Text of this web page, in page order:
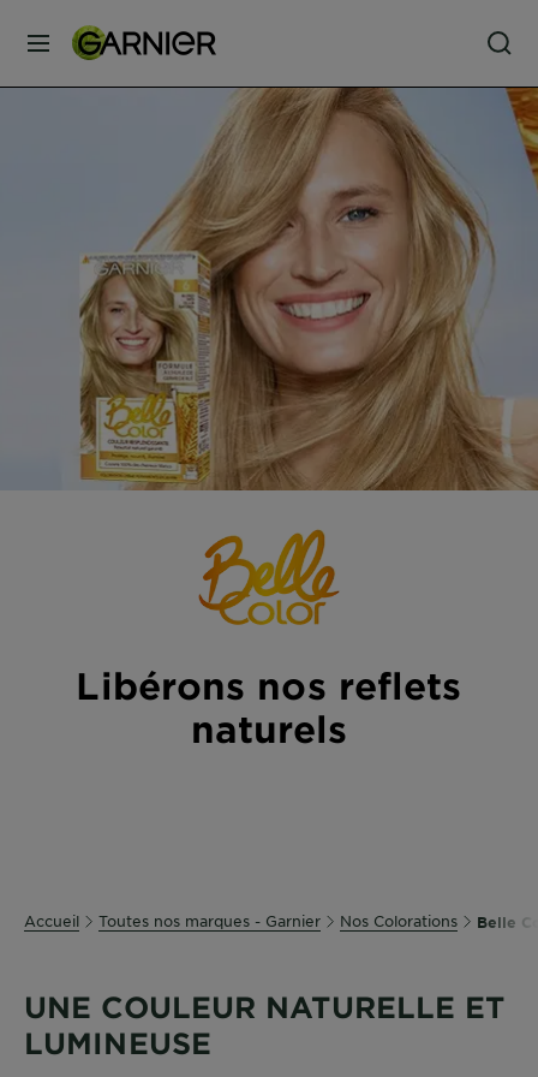
MENU
CHEVEUX
COLORATION
SOLAIRE
DIAGNOSTICS
Notre
Libérons nos reflets
naturels
Accueil Toutes nos marques - Garnier Nos Colorations Belle
UNE COULEUR NATURELLE ET
LUMINEUSE